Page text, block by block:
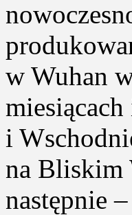
w Wuhan
i
na Bliskim
następnie